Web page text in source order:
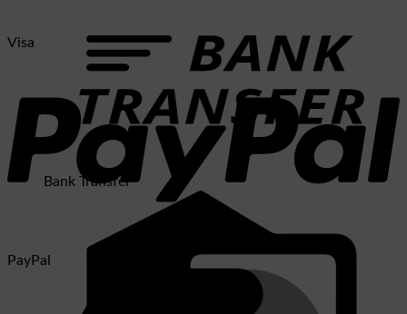
Bank Transfer
Visa
PayPal